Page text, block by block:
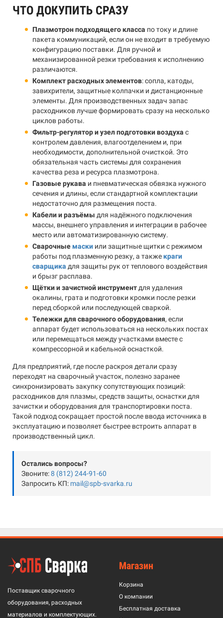
ЧТО ДОКУПИТЬ СРАЗУ
Плазмотрон подходящего класса по току и длине
пакета коммуникаций, если он не входит в требуемую
конфигурацию поставки. Для ручной и
механизированной резки требования к исполнению
различаются.
Комплект расходных элементов: сопла, катоды,
завихрители, защитные колпачки и дистанционные
элементы. Для производственных задач запас
расходников лучше формировать сразу на несколько
циклов работы.
Фильтр-регулятор и узел подготовки воздуха с
контролем давления, влагоотделением и, при
необходимости, дополнительной очисткой. Это
обязательная часть системы для сохранения
качества реза и ресурса плазмотрона.
Газовые рукава и пневматическая обвязка нужного
сечения и длины, если стандартной комплектации
недостаточно для размещения поста.
Кабели и разъёмы для надёжного подключения
массы, внешнего управления и интеграции в рабочее
место или автоматизированную систему.
Сварочные маски или защитные щитки с режимом
работы под плазменную резку, а также краги
сварщика для защиты рук от теплового воздействия
и брызг расплава.
Щётки и зачистной инструмент для удаления
окалины, грата и подготовки кромки после резки
перед сборкой или последующей сваркой.
Тележки для сварочного оборудования, если
аппарат будет использоваться на нескольких постах
или перемещаться между участками вместе с
компрессорной и кабельной оснасткой.
Для предприятий, где после раскроя детали сразу
переходят на сварочный участок, полезно заранее
синхронизировать закупку сопутствующих позиций:
расходников для плазмы, средств защиты, оснастки для
зачистки и оборудования для транспортировки поста.
Такой подход сокращает простой после ввода источника в
эксплуатацию и позволяет быстрее встроить аппарат в
производственный цикл.
Остались вопросы?
Звоните:8 (812) 244-91-60
Запросить КП: mail@spb-svarka.ru
Поставщик сварочного
оборудования, расходных
материалов и комплектующих.
Магазин
Корзина
О компании
Бесплатная доставка